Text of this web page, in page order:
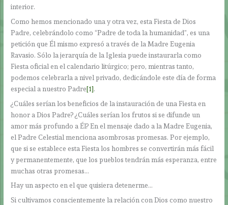
interior.
Como hemos mencionado una y otra vez, esta Fiesta de Dios
Padre, celebrándolo como “Padre de toda la humanidad”, es una
petición que Él mismo expresó a través de la Madre Eugenia
Ravasio. Sólo la jerarquía de la Iglesia puede instaurarla como
Fiesta oficial en el calendario litúrgico; pero, mientras tanto,
podemos celebrarla a nivel privado, dedicándole este día de forma
especial a nuestro Padre[1].
¿Cuáles serían los beneficios de la instauración de una Fiesta en
honor a Dios Padre? ¿Cuáles serían los frutos si se difunde un
amor más profundo a Él? En el mensaje dado a la Madre Eugenia,
el Padre Celestial menciona asombrosas promesas. Por ejemplo,
que si se establece esta Fiesta los hombres se convertirán más fácil
y permanentemente, que los pueblos tendrán más esperanza, entre
muchas otras promesas…
Hay un aspecto en el que quisiera detenerme…
Si cultivamos conscientemente la relación con Dios como nuestro